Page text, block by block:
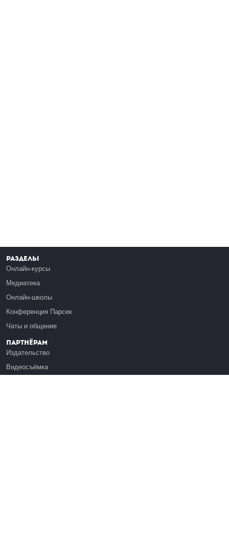
Разделы
Онлайн-курсы
Медиатека
Онлайн-школы
Конференция Парсек
Чаты и общение
Партнёрам
Издательство
Видеосъёмка